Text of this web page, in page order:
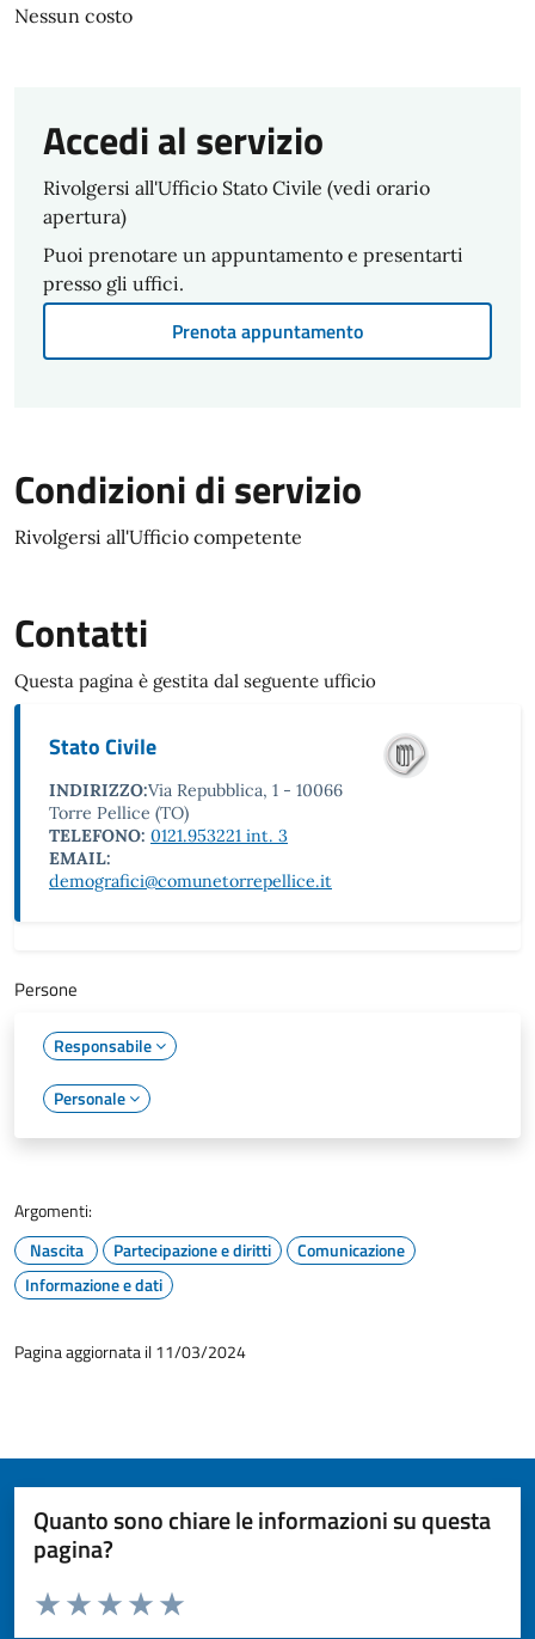
Nessun costo
Accedi al servizio
Rivolgersi all'Ufficio Stato Civile (vedi orario
apertura)
Puoi prenotare un appuntamento e presentarti
presso gli uffici.
Prenota appuntamento
Condizioni di servizio
Rivolgersi all'Ufficio competente
Contatti
Questa pagina è gestita dal seguente ufficio
Stato Civile
INDIRIZZO:Via Repubblica, 1 - 10066
Torre Pellice (TO)
TELEFONO: 0121.953221 int. 3
EMAIL:
demografici@comunetorrepellice.it
Persone
Responsabile
Personale
Argomenti:
Nascita
Partecipazione e diritti
Comunicazione
Informazione e dati
Pagina aggiornata il 11/03/2024
Quanto sono chiare le informazioni su questa
pagina?
Valuta da 1 a 5 stelle la pagina
Valuta 5 stelle su 5
Valuta 4 stelle su 5
Valuta 3 stelle su 5
Valuta 2 stelle su 5
Valuta 1 stelle su 5